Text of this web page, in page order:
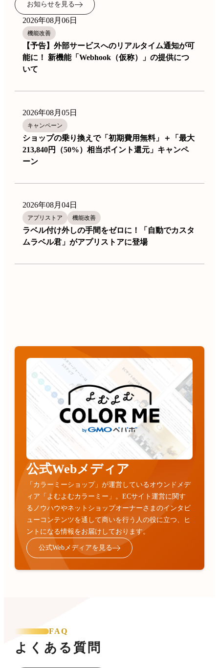
お知らせを見る
2026年08月06日
機能改善
【予告】外部サービスへのリアルタイム通知が可
能に！ 新機能「Webhook（仮称）」の提供につ
いて
2026年08月05日
キャンペーン
ショップの乗り換えで「初期費用無料」＋「最大
213,840円（50%）相当ポイント還元」キャンペ
ーン
2026年08月04日
アプリストア 機能改善
ラベル付け外しの手間をゼロに！「自動でカスタ
ムラベル君」がアプリストアに登場
公式Webメディア
「カラーミーショップ」が運営しているオウンドメデ
ィア「よむよむカラーミー」。ECサイト運営に関す
るノウハウやネットショップオーナーさまのインタビ
ューコンテンツを通して商いを行う人の役に立つ、ヒ
ントになる情報をお届けしております。
公式Webメディアを見る
FAQ
よくある質問